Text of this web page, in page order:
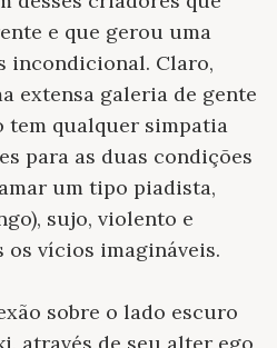
e que gerou uma
incondicional. Claro,
extensa galeria de gente
tem qualquer simpatia
para as duas condições
um tipo piadista,
sujo, violento e
os vícios imagináveis.
sobre o lado escuro
através de seu alter ego